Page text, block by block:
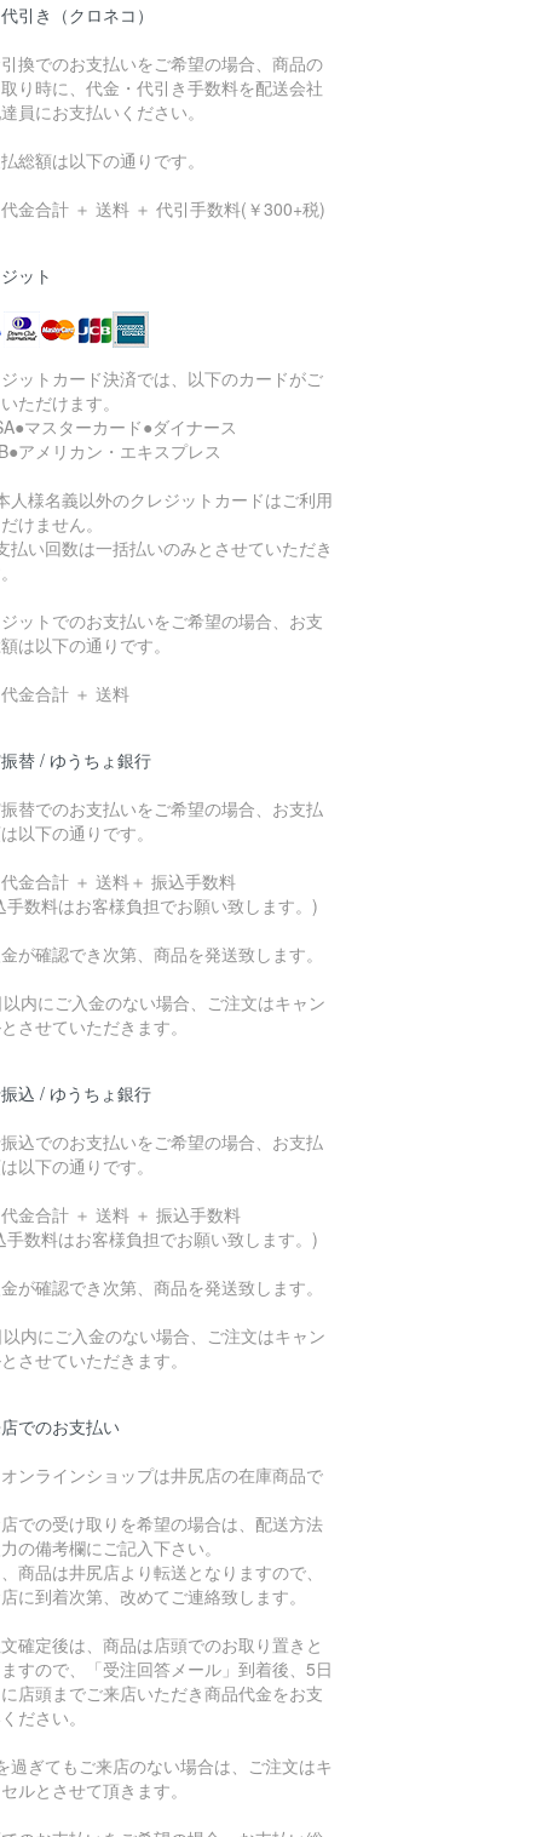
引き（クロネコ）
換でのお支払いをご希望の場合、商品の
り時に、代金・代引き手数料を配送会社
員にお支払いください。
総額は以下の通りです。
金合計 ＋ 送料 ＋ 代引手数料(￥300+税)
ット
ットカード決済では、以下のカードがご
ただけます。
マスターカード●ダイナース
アメリカン・エキスプレス
人様名義以外のクレジットカードはご利用
けません。
払い回数は一括払いのみとさせていただき
ットでのお支払いをご希望の場合、お支
は以下の通りです。
金合計 ＋ 送料
替 / ゆうちょ銀行
替でのお支払いをご希望の場合、お支払
以下の通りです。
金合計 ＋ 送料＋ 振込手数料
手数料はお客様負担でお願い致します。)
が確認でき次第、商品を発送致します。
内にご入金のない場合、ご注文はキャン
させていただきます。
込 / ゆうちょ銀行
込でのお支払いをご希望の場合、お支払
以下の通りです。
金合計 ＋ 送料 ＋ 振込手数料
手数料はお客様負担でお願い致します。)
が確認でき次第、商品を発送致します。
内にご入金のない場合、ご注文はキャン
させていただきます。
でのお支払い
ンラインショップは井尻店の在庫商品で
での受け取りを希望の場合は、配送方法
の備考欄にご記入下さい。
商品は井尻店より転送となりますので、
に到着次第、改めてご連絡致します。
確定後は、商品は店頭でのお取り置きと
すので、「受注回答メール」到着後、5日
店頭までご来店いただき商品代金をお支
ださい。
過ぎてもご来店のない場合は、ご注文はキ
ルとさせて頂きます。